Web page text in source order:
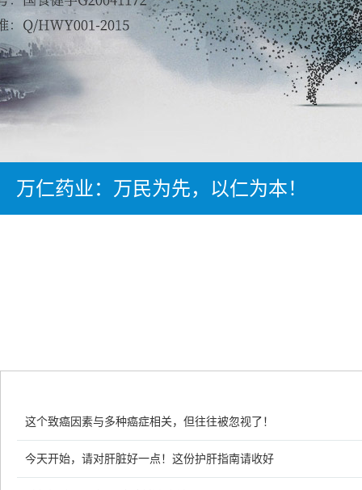
万仁药业：万民为先，以仁为本！
这个致癌因素与多种癌症相关，但往往被忽视了！
今天开始，请对肝脏好一点！这份护肝指南请收好